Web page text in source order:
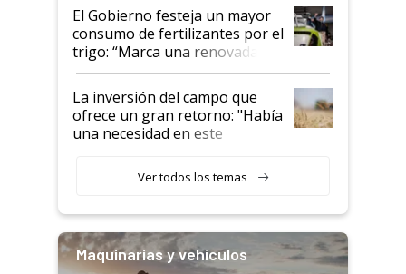
El Gobierno festeja un mayor
consumo de fertilizantes por el
trigo: “Marca una renovada
confianza de los productores”
La inversión del campo que
ofrece un gran retorno: "Había
una necesidad en este
Ver todos los temas
Maquinarias y vehículos